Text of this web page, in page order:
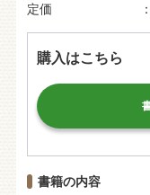
定価
購入はこちら
書籍の内容